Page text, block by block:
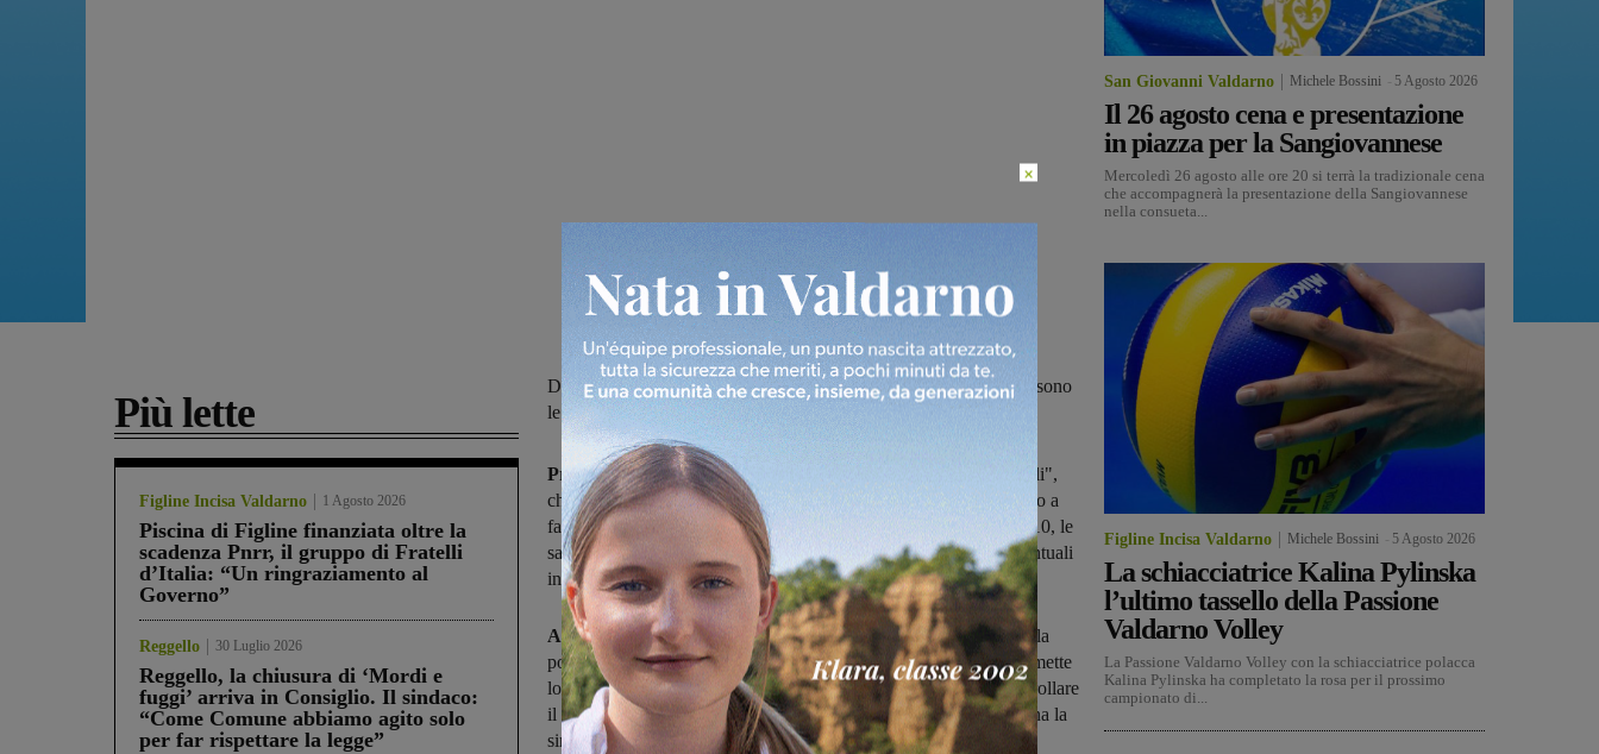
Più lette
Figline Incisa Valdarno 1 Agosto 2026
Piscina di Figline finanziata oltre la
scadenza Pnrr, il gruppo di Fratelli
d’Italia: “Un ringraziamento al
Governo”
Reggello 30 Luglio 2026
Reggello, la chiusura di ‘Mordi e
fuggi’ arriva in Consiglio. Il sindaco:
“Come Comune abbiamo agito solo
per far rispettare la legge”
Dopo un primo quarto che si chiude con Pontedera in vantaggio, sono
le sangiovannesi a trovare le soluzioni migliori e a vincere 67-59
Primo successo stagionale
per le ragazze della polisportiva "Galli",
che fra le mura amiche superano Pontedera 67-59. Dopo un inizio a
favore della squadra ospite, che porta a casa il primo parziale 15-10, le
sangiovannesi prendono le misure in difesa e migliorano le percentuali
in attacco,presentandosi all'intervallo lungo avanti 33-31.
Al rientro in campo dagli spogliatoisono sempre le ragazze della
polisportiva "Galli" a fare la partita, piazzando il parziale che permette
loro di chiudere il terzo tempino avanti 55-45 e di limitarsi a controllare
il tentativo di ritorno delle avversarie,fino al 67-59sul quale suona la
sirena finale.
San Giovanni Valdarno Michele Bossini 5 Agosto 2026
Il 26 agosto cena e presentazione
in piazza per la Sangiovannese
Mercoledì 26 agosto alle ore 20 si terrà la tradizionale cena
che accompagnerà la presentazione della Sangiovannese
nella consueta...
Figline Incisa Valdarno Michele Bossini 5 Agosto 2026
La schiacciatrice Kalina Pylinska
l’ultimo tassello della Passione
Valdarno Volley
La Passione Valdarno Volley con la schiacciatrice polacca
Kalina Pylinska ha completato la rosa per il prossimo
campionato di...
×